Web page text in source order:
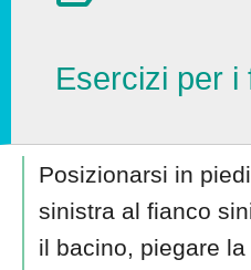
Esercizi per i
Posizionarsi in
sinistra al fianco
il bacino, piegare